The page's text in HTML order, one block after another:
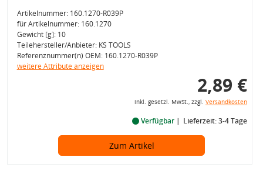
Artikelnummer: 160.1270-R039P
für Artikelnummer: 160.1270
Gewicht [g]: 10
Teilehersteller/Anbieter: KS TOOLS
Referenznummer(n) OEM: 160.1270-R039P
weitere Attribute anzeigen
2,89 €
inkl. gesetzl. MwSt., zzgl. Versandkosten
Verfügbar Lieferzeit: 3-4 Tage
Zum Artikel